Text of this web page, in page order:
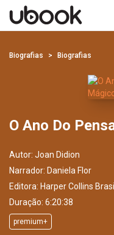
Biografias Biografias
O Ano Do
Autor: Joan Didion
Narrador: Daniela Flor
Editora: Harper Collins Brasil
Duração: 6:20:38
premium+